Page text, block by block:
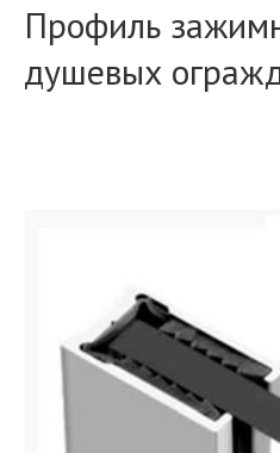
Профиль
душевых